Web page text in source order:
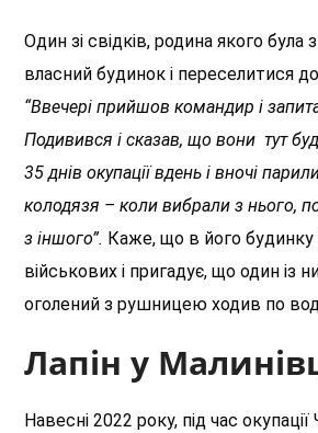
Один зі свідків, родина якого
власний будинок і переселитися до
“Ввечері прийшов командир і
Подивився і сказав, що вони тут
35 днів окупації вдень і вночі
колодязя – коли вибрали з нього,
з іншого”. Каже, що в його будинку
військових і пригадує, що один із
оголений з рушницею ходив по
Лапін у
Навесні 2022 року, під час окупації